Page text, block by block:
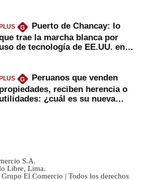
PLUS G
Puerto de Chancay: lo
trae la marcha blanca por
uso de tecnología de EE.UU. en
PLUS G
Peruanos que venden
propiedades, reciben herencia o
utilidades: ¿cuál es su nueva
S.A.
Libre, Lima.
El Comercio | Todos los derechos